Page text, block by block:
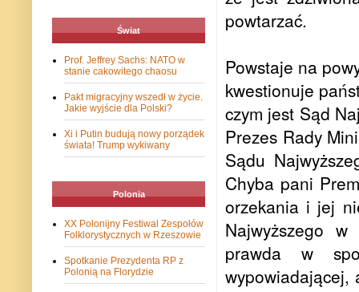
powtarzać.
Powstaje na
kwestionuje
czym jest Sąd
Prezes Rady
Sądu
Chyba pani
orzekania i jej
Najwyższego
prawda w
wypowiadającej,
Świat
Prof. Jeffrey Sachs: NATO w
stanie cakowitego chaosu
Pakt migracyjny wszedł w życie.
Jakie wyjście dla Polski?
Xi i Putin budują nowy porządek
świata! Trump wykiwany
Polonia
XX Polonijny Festiwal Zespołów
Folklorystycznych w Rzeszowie
Spotkanie Prezydenta RP z
Polonią na Florydzie